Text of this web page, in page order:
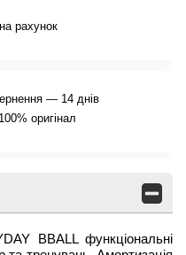
рахунок
— 14 днів
оригінал
BBALL функціональні